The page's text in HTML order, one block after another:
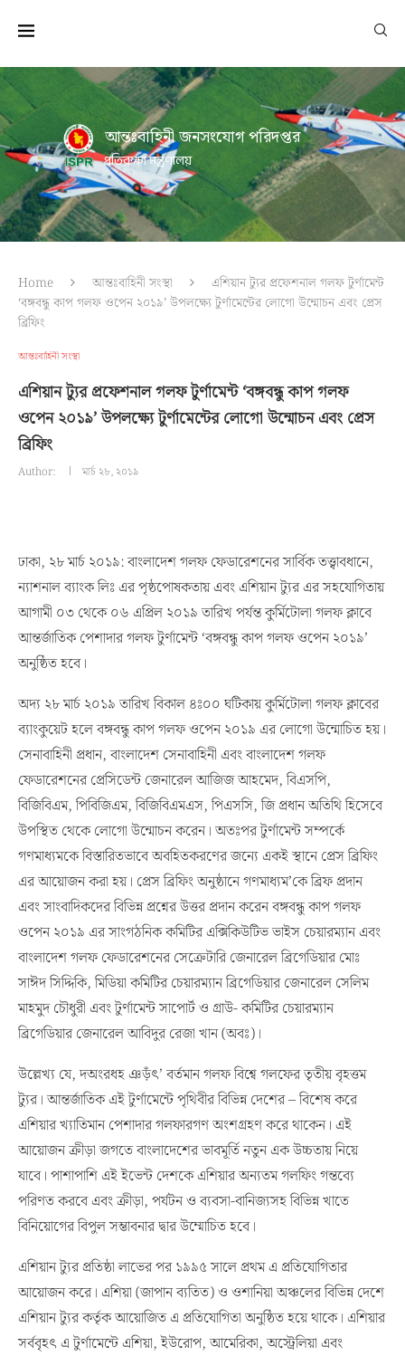
আন্তঃবাহিনী জনসংযোগ পরিদপ্তর
প্রতিরক্ষা মন্ত্রণালয়
Home আন্তঃবাহিনী সংস্থা
এশিয়ান ট্যুর প্রফেশনাল গলফ টুর্ণামেন্ট
‘বঙ্গবন্ধু কাপ গলফ ওপেন ২০১৯’ উপলক্ষ্যে টুর্ণামেন্টের লোগো উন্মোচন এবং প্রেস
ব্রিফিং
আন্তঃবাহিনী সংস্থা
এশিয়ান ট্যুর প্রফেশনাল গলফ টুর্ণামেন্ট ‘বঙ্গবন্ধু কাপ গলফ
ওপেন ২০১৯’ উপলক্ষ্যে টুর্ণামেন্টের লোগো উন্মোচন এবং প্রেস
ব্রিফিং
Author: মার্চ ২৮, ২০১৯
ঢাকা, ২৮ মার্চ ২০১৯: বাংলাদেশ গলফ ফেডারেশনের সার্বিক তত্ত্বাবধানে,
ন্যাশনাল ব্যাংক লিঃ এর পৃষ্ঠপোষকতায় এবং এশিয়ান ট্যুর এর সহযোগিতায়
আগামী ০৩ থেকে ০৬ এপ্রিল ২০১৯ তারিখ পর্যন্ত কুর্মিটোলা গলফ ক্লাবে
আন্তর্জাতিক পেশাদার গলফ টুর্ণামেন্ট ‘বঙ্গবন্ধু কাপ গলফ ওপেন ২০১৯’
অনুষ্ঠিত হবে।
অদ্য ২৮ মার্চ ২০১৯ তারিখ বিকাল ৪ঃ০০ ঘটিকায় কুর্মিটোলা গলফ ক্লাবের
ব্যাংকুয়েট হলে বঙ্গবন্ধু কাপ গলফ ওপেন ২০১৯ এর লোগো উন্মোচিত হয়।
সেনাবাহিনী প্রধান, বাংলাদেশ সেনাবাহিনী এবং বাংলাদেশ গলফ
ফেডারেশনের প্রেসিডেন্ট জেনারেল আজিজ আহমেদ, বিএসপি,
বিজিবিএম, পিবিজিএম, বিজিবিএমএস, পিএসসি, জি প্রধান অতিথি হিসেবে
উপস্থিত থেকে লোগো উন্মোচন করেন। অতঃপর টুর্ণামেন্ট সম্পর্কে
গণমাধ্যমকে বিস্তারিতভাবে অবহিতকরণের জন্যে একই স্থানে প্রেস ব্রিফিং
এর আয়োজন করা হয়। প্রেস ব্রিফিং অনুষ্ঠানে গণমাধ্যম’কে ব্রিফ প্রদান
এবং সাংবাদিকদের বিভিন্ন প্রশ্নের উত্তর প্রদান করেন বঙ্গবন্ধু কাপ গলফ
ওপেন ২০১৯ এর সাংগঠনিক কমিটির এক্সিকিউটিভ ভাইস চেয়ারম্যান এবং
বাংলাদেশ গলফ ফেডারেশনের সেক্রেটারি জেনারেল ব্রিগেডিয়ার মোঃ
সাঈদ সিদ্দিকি, মিডিয়া কমিটির চেয়ারম্যান ব্রিগেডিয়ার জেনারেল সেলিম
মাহমুদ চৌধুরী এবং টুর্ণামেন্ট সাপোর্ট ও গ্রাউ- কমিটির চেয়ারম্যান
ব্রিগেডিয়ার জেনারেল আবিদুর রেজা খান (অবঃ)।
উল্লেখ্য যে, দঅংরধহ ঞড়ঁৎ’ বর্তমান গলফ বিশ্বে গলফের তৃতীয় বৃহত্তম
ট্যুর। আন্তর্জাতিক এই টুর্ণামেন্টে পৃথিবীর বিভিন্ন দেশের – বিশেষ করে
এশিয়ার খ্যাতিমান পেশাদার গলফারগণ অংশগ্রহণ করে থাকেন। এই
আয়োজন ক্রীড়া জগতে বাংলাদেশের ভাবমূর্তি নতুন এক উচ্চতায় নিয়ে
যাবে। পাশাপাশি এই ইভেন্ট দেশকে এশিয়ার অন্যতম গলফিং গন্তব্যে
পরিণত করবে এবং ক্রীড়া, পর্যটন ও ব্যবসা-বানিজ্যসহ বিভিন্ন খাতে
বিনিয়োগের বিপুল সম্ভাবনার দ্বার উম্মোচিত হবে।
এশিয়ান ট্যুর প্রতিষ্ঠা লাভের পর ১৯৯৫ সালে প্রথম এ প্রতিযোগিতার
আয়োজন করে। এশিয়া (জাপান ব্যতিত) ও ওশানিয়া অঞ্চলের বিভিন্ন দেশে
এশিয়ান ট্যুর কর্তৃক আয়োজিত এ প্রতিযোগিতা অনুষ্ঠিত হয়ে থাকে। এশিয়ার
সর্ববৃহৎ এ টুর্ণামেন্টে এশিয়া, ইউরোপ, আমেরিকা, অস্ট্রেলিয়া এবং